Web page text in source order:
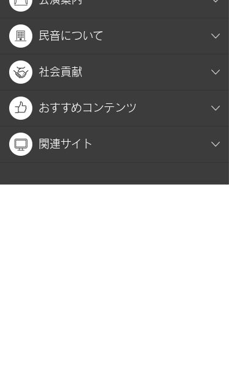
民音について
社会貢献
おすすめコンテンツ
関連サイト